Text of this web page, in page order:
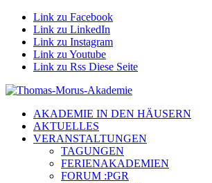
Link zu Facebook
Link zu LinkedIn
Link zu Instagram
Link zu Youtube
Link zu Rss Diese Seite
AKADEMIE IN DEN HÄUSERN
AKTUELLES
VERANSTALTUNGEN
TAGUNGEN
FERIENAKADEMIEN
FORUM :PGR